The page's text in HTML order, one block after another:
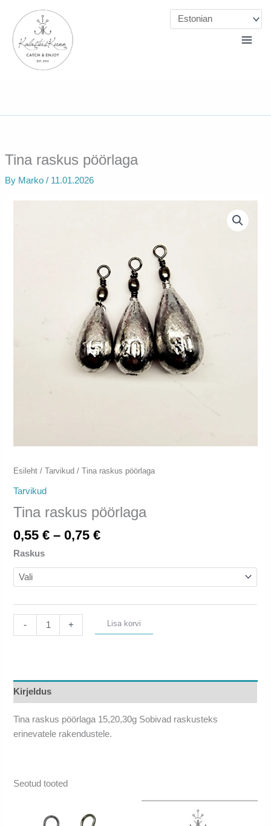
content
Tina raskus pöörlaga
By Marko / 11.01.2026
Esileht /Tarvikud / Tina raskus pöörlaga
Tarvikud
Tina raskus pöörlaga
0,55€ – 0,75€Hinnavahemik:
Raskus
-
raskus
+ Lisa korvi
Kirjeldus
Tina raskus pöörlaga 15,20,30g Sobivad raskusteks
erinevatele rakendustele.
Seotud tooted